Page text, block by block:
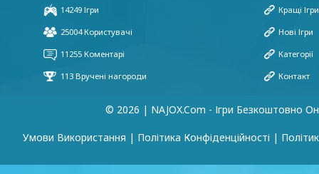
© 2026 | NAJOX.com - Ігри Безкоштовно
Умови Використання | Політика Конфіденційності |